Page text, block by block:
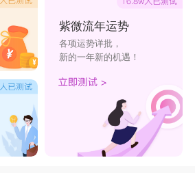
紫微流年运势
各项运势详批，
新的一年新的机遇！